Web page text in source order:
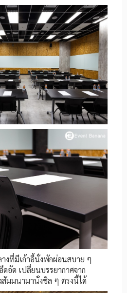
งที่มีเก้าอี้นั่งพักผ่อนสบาย ๆ
อัด เปลี่ยนบรรยากาศจาก
สัมมนามานั่งชิล ๆ ตรงนี้ได้